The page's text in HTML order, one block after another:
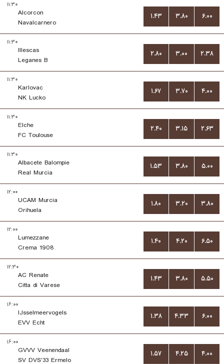
۱۱:۳۰
Alcorcon
Navalcarnero
۱.۴۳ ۳.۸۰ ۶.۰۰
۱۱:۳۰
Illescas
Leganes B
۲.۸۰ ۳.۰۰ ۲.۳۸
۱۱:۳۰
Karlovac
NK Lucko
۱.۶۷ ۳.۷۰ ۴.۰۰
۱۱:۳۰
Elche
FC Toulouse
۲.۴۰ ۳.۱۵ ۲.۶۳
۱۱:۳۰
Albacete Balompie
Real Murcia
۱.۵۳ ۳.۸۰ ۵.۰۰
۱۲:۰۰
UCAM Murcia
Orihuela
۱.۸۰ ۳.۲۰ ۳.۸۰
۱۲:۰۰
Lumezzane
Crema 1908
۱.۴۰ ۴.۲۰ ۶.۵۰
۱۲:۳۰
AC Renate
Citta di Varese
۱.۴۳ ۳.۸۰ ۵.۵۰
۱۶:۰۰
IJsselmeervogels
EVV Echt
۱.۳۸ ۴.۳۳ ۶.۰۰
۱۶:۰۰
GVVV Veenendaal
SV DVS'33 Ermelo
۱.۵۷ ۴.۲۵ ۴.۰۰